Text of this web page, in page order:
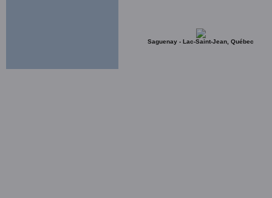
Saguenay - Lac-Saint-Jean, Québec